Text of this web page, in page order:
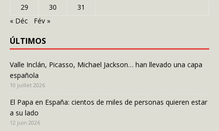
29
30
31
« Déc
Fév »
ÚLTIMOS
Valle Inclán, Picasso, Michael Jackson… han llevado una capa
española
10 juillet 2026
El Papa en España: cientos de miles de personas quieren estar
a su lado
12 juin 2026